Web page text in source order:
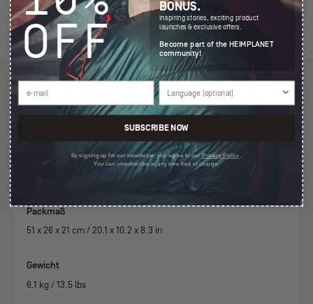
DETAILINFORMATIONEN
Download: Backdoor Anleitung
Packmaß
51x26x21 cm /20.1x10.2x 8.3 in
Gewicht
6.1 kg /13.5 lbs
OFF
BONUS.
Inspiring stories, exciting product
launches & exclusive offers.
Become part of the HEIMPLANET
community!
SUBSCRIBE NOW
By signing up for our newsletter, you agree to ourPrivacy Policy .
You can unsubscribe at any time free of charge.